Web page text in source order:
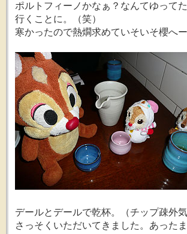
ポルトフィーノかなぁ？なんてゆって
行くことに。（笑）
寒かったので熱燗求めていそいそ櫻へー
デールとデールで乾杯。（チップ疎外
さっそくいただいてきました。あった